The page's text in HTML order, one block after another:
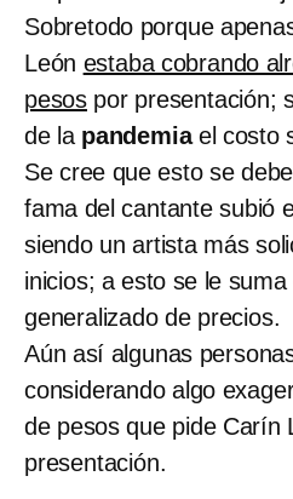
Sobretodo porque
León estaba cobrando
pesos por presentación;
de la pandemiael costo
Se cree que esto se
fama del cantante subió
siendo un artista más
inicios; a esto se le
generalizado de precios.
Aún así algunas
considerando algo
de pesos que pide Carín
presentación.